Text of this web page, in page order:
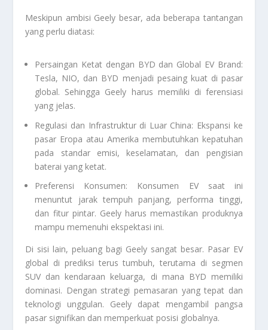
Meskipun ambisi Geely besar, ada beberapa tantangan
yang perlu diatasi:
Persaingan Ketat dengan BYD dan Global EV Brand:
Tesla, NIO, dan BYD menjadi pesaing kuat di pasar
global. Sehingga Geely harus memiliki di ferensiasi
yang jelas.
Regulasi dan Infrastruktur di Luar China: Ekspansi ke
pasar Eropa atau Amerika membutuhkan kepatuhan
pada standar emisi, keselamatan, dan pengisian
baterai yang ketat.
Preferensi Konsumen: Konsumen EV saat ini
menuntut jarak tempuh panjang, performa tinggi,
dan fitur pintar. Geely harus memastikan produknya
mampu memenuhi ekspektasi ini.
Di sisi lain, peluang bagi Geely sangat besar. Pasar EV
global di prediksi terus tumbuh, terutama di segmen
SUV dan kendaraan keluarga, di mana BYD memiliki
dominasi. Dengan strategi pemasaran yang tepat dan
teknologi unggulan. Geely dapat mengambil pangsa
pasar signifikan dan memperkuat posisi globalnya.